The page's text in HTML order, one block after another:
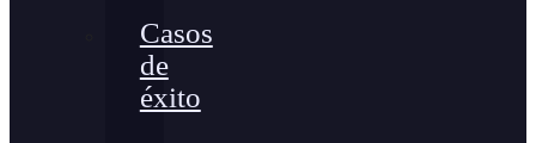
Casos
de
éxito